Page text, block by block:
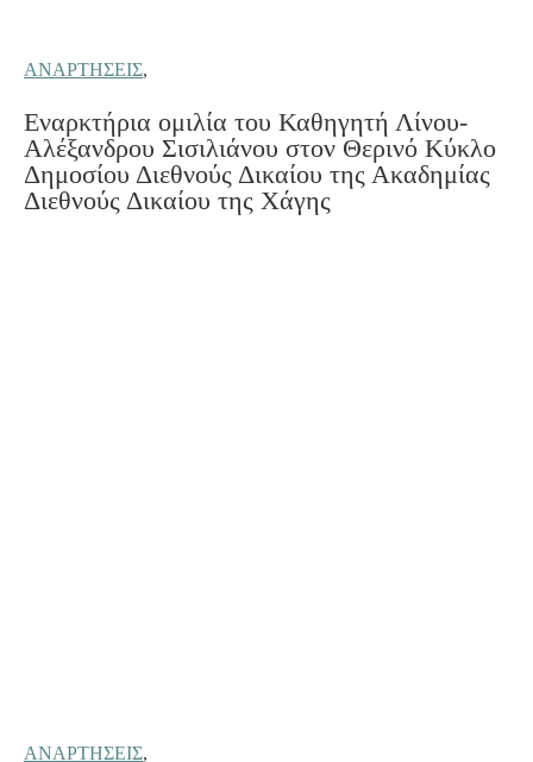
ΑΝΑΡΤΉΣΕΙΣ,
Εναρκτήρια ομιλία του Καθηγητή Λίνου-
Αλέξανδρου Σισιλιάνου στον Θερινό Κύκλο
Δημοσίου Διεθνούς Δικαίου της Ακαδημίας
Διεθνούς Δικαίου της Χάγης
ΑΝΑΡΤΉΣΕΙΣ,